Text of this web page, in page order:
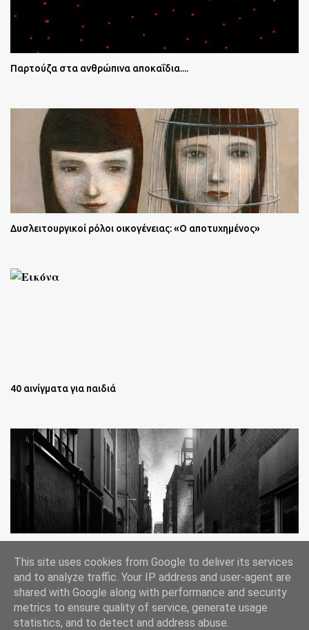
Παρτούζα στα ανθρώπινα αποκαΐδια....
Δυσλειτουργικοί ρόλοι οικογένειας: «Ο αποτυχημένος»
40 αινίγματα για παιδιά
Lee Jeffries
This site uses cookies from Google to deliver its services
and to analyze traffic. Your IP address and user-agent are
shared with Google along with performance and security
metrics to ensure quality of service, generate usage
statistics, and to detect and address abuse.